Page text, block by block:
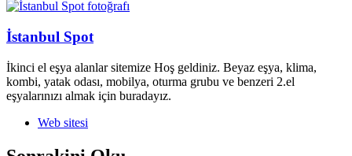
İstanbul Spot
İkinci el eşya alanlar sitemize Hoş geldiniz. Beyaz eşya, klima,
kombi, yatak odası, mobilya, oturma grubu ve benzeri 2.el
eşyalarınızı almak için buradayız.
Web sitesi